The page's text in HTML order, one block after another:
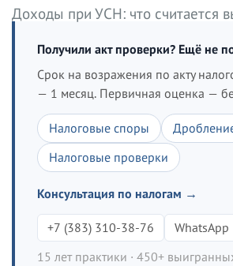
Доходы при УСН: что считается
Получили акт проверки? Ещё не
Срок на возражения по акту
— 1 месяц. Первичная оценка —
Налоговые споры
Налоговые проверки
Консультация по налогам →
+7 (383) 310-38-76 WhatsApp
15 лет практики · 450+